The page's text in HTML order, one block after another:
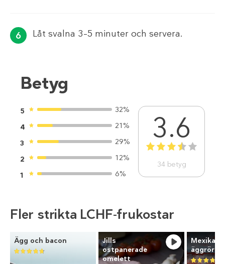
Låt svalna 3–5 minuter och servera.
Betyg
5
32%
4
21%
3
29%
2
12%
1
6%
3.6
1 2 3 4 5
34 betyg
Fler strikta LCHF-frukostar
Ägg och bacon
Jills
ostpanerade
omelett
äggröra